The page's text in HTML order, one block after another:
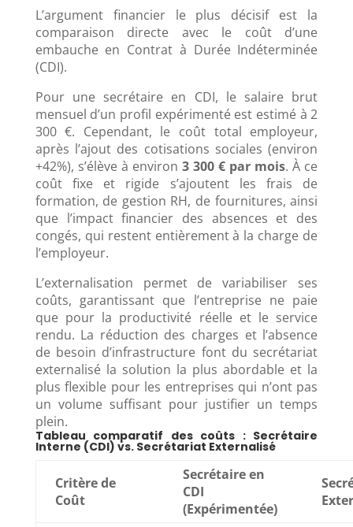
L’argument financier le plus décisif est la
comparaison directe avec le coût d’une
embauche en Contrat à Durée Indéterminée
(CDI).
Pour une secrétaire en CDI, le salaire brut
mensuel d’un profil expérimenté est estimé à 2
300 €. Cependant, le coût total employeur,
après l’ajout des cotisations sociales (environ
+42%), s’élève à environ 3 300 € par mois. À ce
coût fixe et rigide s’ajoutent les frais de
formation, de gestion RH, de fournitures, ainsi
que l’impact financier des absences et des
congés, qui restent entièrement à la charge de
l’employeur.
L’externalisation permet de variabiliser ses
coûts, garantissant que l’entreprise ne paie
que pour la productivité réelle et le service
rendu. La réduction des charges et l’absence
de besoin d’infrastructure font du secrétariat
externalisé la solution la plus abordable et la
plus flexible pour les entreprises qui n’ont pas
un volume suffisant pour justifier un temps
plein.
Tableau comparatif des coûts : Secrétaire
Interne (CDI) vs. Secrétariat Externalisé
Critère de
Coût
Secrétaire en
CDI
(Expérimentée)